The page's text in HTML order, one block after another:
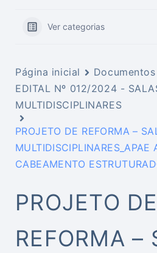
Ver categorias
Página inicial
Documentos
EDITAL Nº 012/2024 -
MULTIDISCIPLINARES
PROJETO DE REFORMA –
MULTIDISCIPLINARES_APAE
CABEAMENTO
PROJETO DE
REFORMA –